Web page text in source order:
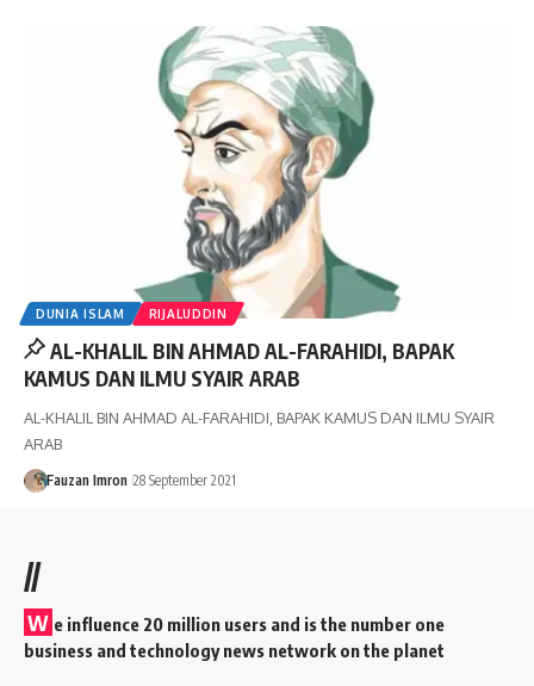
DUNIA ISLAM RIJALUDDIN
AL-KHALIL BIN AHMAD AL-FARAHIDI, BAPAK
KAMUS DAN ILMU SYAIR ARAB
AL-KHALIL BIN AHMAD AL-FARAHIDI, BAPAK KAMUS DAN ILMU SYAIR
ARAB
Fauzan Imron 28 September 2021
//
W e influence 20 million users and is the number one
business and technology news network on the planet